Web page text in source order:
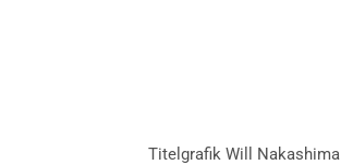
Titelgrafik Will Nakashima